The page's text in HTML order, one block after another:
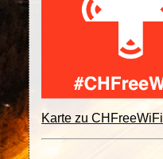
Karte zu CHFreeWiFi